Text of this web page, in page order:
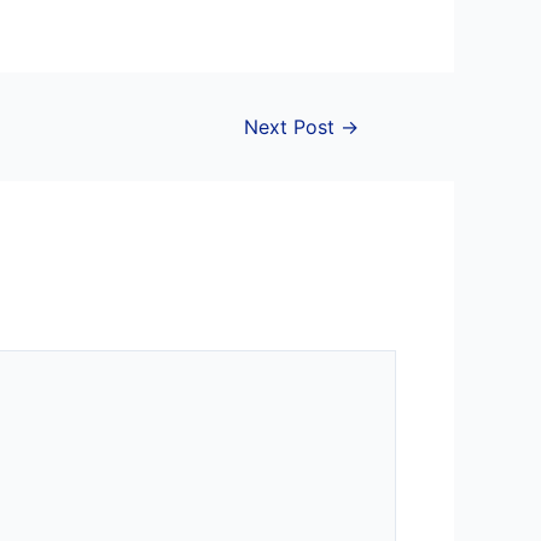
Next Post →